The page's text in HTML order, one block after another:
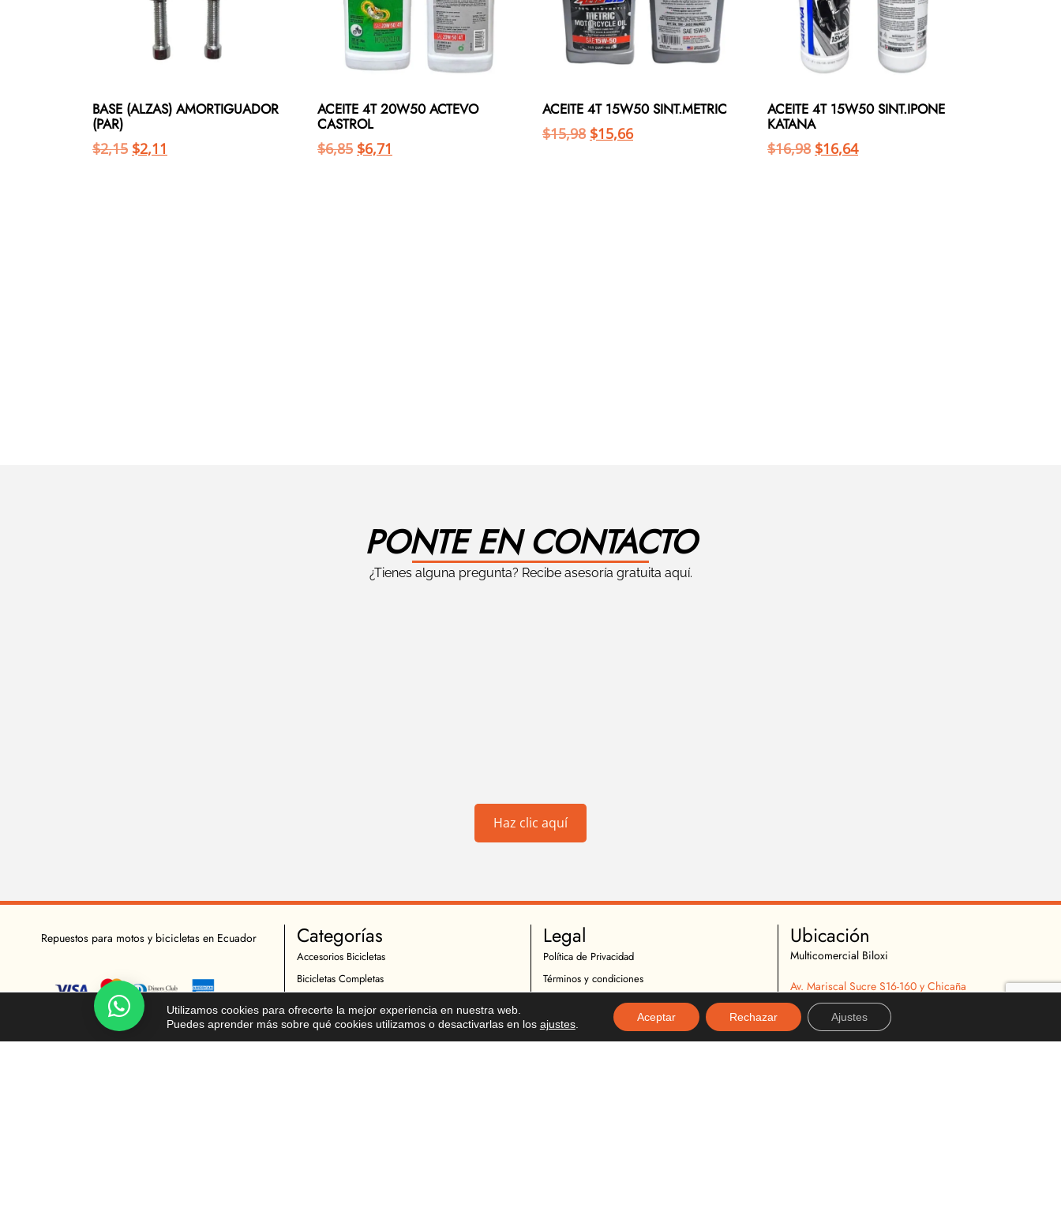
BASE (ALZAS) AMORTIGUADOR
(PAR)
$2,15 $2,11
ACEITE 4T 20W50 ACTEVO
CASTROL
$6,85 $6,71
ACEITE 4T 15W50 SINT.METRIC
$15,98 $15,66
ACEITE 4T 15W50 SINT.IPONE
KATANA
$16,98 $16,64
PONTE EN CONTACTO
¿Tienes alguna pregunta? Recibe asesoría gratuita aquí.
Haz clic aquí
Repuestos para motos y bicicletas en Ecuador Categorías
Accesorios Bicicletas
Bicicletas Completas
Indumentaria Ciclistas
Repuestos Bicicletas
Legal
Política de Privacidad
Términos y condiciones
Política de Cookies
Política de Devoluciones
Descargo de Responsabilidad
Ubicación
Multicomercial Biloxi
Av. Mariscal Sucre S16-160 y Chicaña
Quito, Ecuador
02 2627 540
096 296 9642
Utilizamos cookies para ofrecerte la mejor experiencia en nuestra web.
Puedes aprender más sobre qué cookies utilizamos o desactivarlas en los ajustes.
Aceptar Rechazar Ajustes
Chatea!